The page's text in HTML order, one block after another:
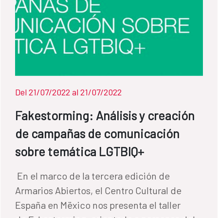
Massera. Modera Aurora Cano. Más
información: Centro Cultural de España en
México
Del 21/07/2022 al 21/07/2022
Fakestorming: Análisis y creación
de campañas de comunicación
sobre temática LGTBIQ+
Armarios Abiertos, el Centro Cultural de
España en Mëxico nos presenta el taller